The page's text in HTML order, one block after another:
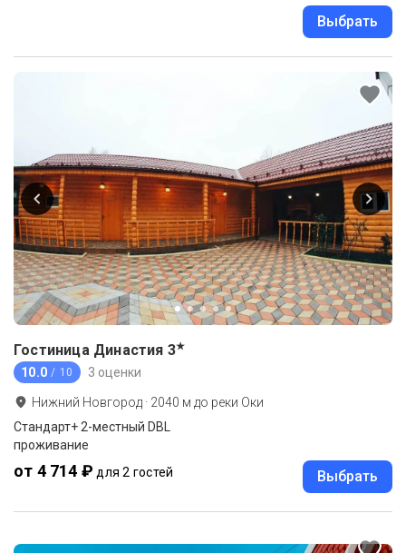
Выбрать
Гостиница Династия 3★
10.0 / 10 3 оценки
Нижний Новгород · 2040 м до реки Оки
Стандарт+ 2-местный DBL
проживание
от 4 714 ₽ для 2 гостей Выбрать